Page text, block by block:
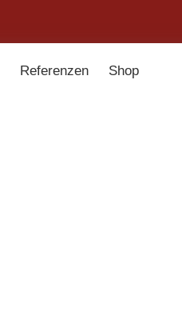
Referenzen Shop